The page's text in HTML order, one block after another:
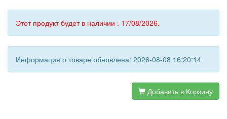
Этот продукт будет в наличии : 17/08/2026.
Информация о товаре обновлена: 2026-08-08 16:20:14
Добавить в Корзину